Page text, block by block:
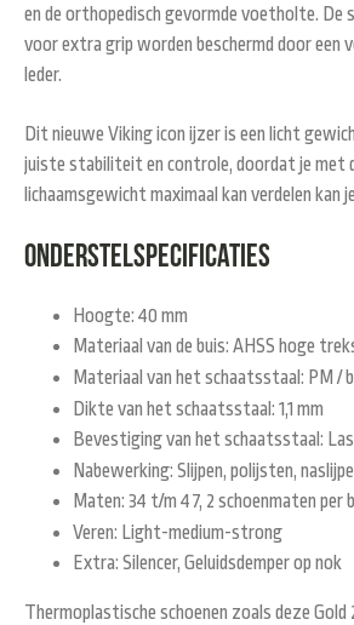
en de orthopedisch gevormde voetholte. De
voor extra grip worden beschermd door een
leder.
Dit nieuwe Viking icon ijzer is een licht
juiste stabiliteit en controle, doordat je met
lichaamsgewicht maximaal kan verdelen kan
Onderstelspecificaties
Hoogte: 40 mm
Materiaal van de buis: AHSS hoge
Materiaal van het schaatsstaal: PM /
Dikte van het schaatsstaal: 1,1 mm
Bevestiging van het schaatsstaal:
Nabewerking: Slijpen, polijsten,
Maten: 34 t/m 47, 2 schoenmaten per
Veren: Light-medium-strong
Extra: Silencer, Geluidsdemper op nok
Thermoplastische schoenen zoals deze Gold